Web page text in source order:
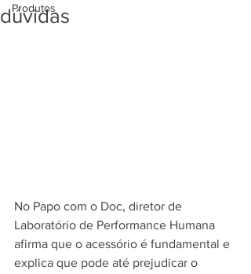
Produtos
dúvidas
No Papo com o Doc, diretor de
Laboratório de Performance Humana
afirma que o acessório é fundamental e
explica que pode até prejudicar o